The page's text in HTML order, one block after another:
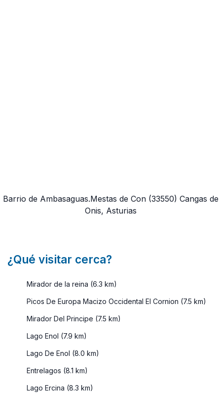
Barrio de Ambasaguas.Mestas de Con (33550) Cangas de
Onis, Asturias
¿Qué visitar cerca?
Mirador de la reina (6.3 km)
Picos De Europa Macizo Occidental El Cornion (7.5 km)
Mirador Del Principe (7.5 km)
Lago Enol (7.9 km)
Lago De Enol (8.0 km)
Entrelagos (8.1 km)
Lago Ercina (8.3 km)